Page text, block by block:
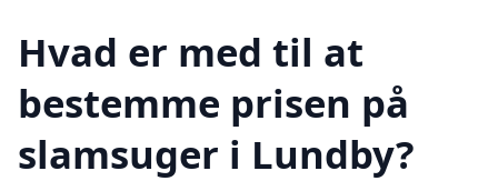
Hvad er med til at
bestemme prisen på
slamsuger i Lundby?